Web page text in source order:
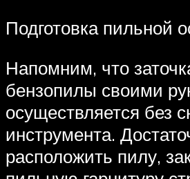
Подготовка пильной
Напомним, что
бензопилы своими
осуществляется без
инструмента.
расположить пилу,